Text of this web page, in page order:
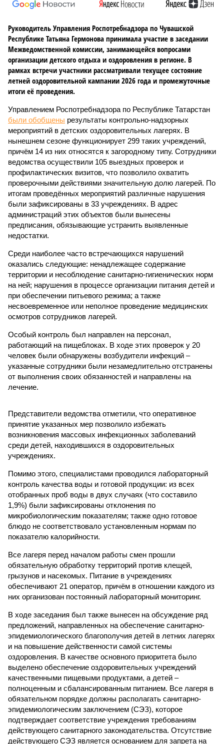
Руководитель Управления Роспотребнадзора по Чувашской
Республике Татьяна Гермонова принимала участие в заседании
Межведомственной комиссии, занимающейся вопросами
организации детского отдыха и оздоровления в регионе. В
рамках встречи участники рассматривали текущее состояние
летней оздоровительной кампании 2026 года и промежуточные
итоги её проведения.
Управлением Роспотребнадзора по Республике Татарстан
были обобщены результаты контрольно-надзорных
мероприятий в детских оздоровительных лагерях. В
нынешнем сезоне функционирует 299 таких учреждений,
причём 14 из них относятся к загородному типу. Сотрудники
ведомства осуществили 105 выездных проверок и
профилактических визитов, что позволило охватить
проверочными действиями значительную долю лагерей. По
итогам проведённых мероприятий различные нарушения
были зафиксированы в 33 учреждениях. В адрес
администраций этих объектов были вынесены
предписания, обязывающие устранить выявленные
недостатки.
Среди наиболее часто встречающихся нарушений
оказались следующие: ненадлежащее содержание
территории и несоблюдение санитарно-гигиенических норм
на ней; нарушения в процессе организации питания детей и
при обеспечении питьевого режима; а также
несвоевременное или неполное проведение медицинских
осмотров сотрудников лагерей.
Особый контроль был направлен на персонал,
работающий на пищеблоках. В ходе этих проверок у 20
человек были обнаружены возбудители инфекций –
указанные сотрудники были незамедлительно отстранены
от выполнения своих обязанностей и направлены на
лечение.
Представители ведомства отметили, что оперативное
принятие указанных мер позволило избежать
возникновения массовых инфекционных заболеваний
среди детей, находившихся в оздоровительных
учреждениях.
Помимо этого, специалистами проводился лабораторный
контроль качества воды и готовой продукции: из всех
отобранных проб воды в двух случаях (что составило
1,9%) были зафиксированы отклонения по
микробиологическим показателям; также одно готовое
блюдо не соответствовало установленным нормам по
показателю калорийности.
Все лагеря перед началом работы смен прошли
обязательную обработку территорий против клещей,
грызунов и насекомых. Питание в учреждениях
обеспечивают 21 оператор, причём в отношении каждого из
них организован постоянный лабораторный мониторинг.
В ходе заседания был также вынесен на обсуждение ряд
предложений, направленных на обеспечение санитарно-
эпидемиологического благополучия детей в летних лагерях
и на повышение действенности самой системы
оздоровления. В качестве основного приоритета было
выделено обеспечение оздоровительных учреждений
качественными пищевыми продуктами, а детей –
полноценным и сбалансированным питанием. Все лагеря в
обязательном порядке должны располагать санитарно-
эпидемиологическим заключением (СЭЗ), которое
подтверждает соответствие учреждения требованиям
действующего санитарного законодательства. Отсутствие
действующего СЭЗ является основанием для запрета на